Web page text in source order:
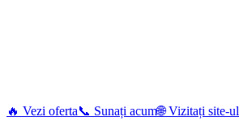
🔥 Vezi oferta📞 Sunați acum🌐 Vizitați site-ul